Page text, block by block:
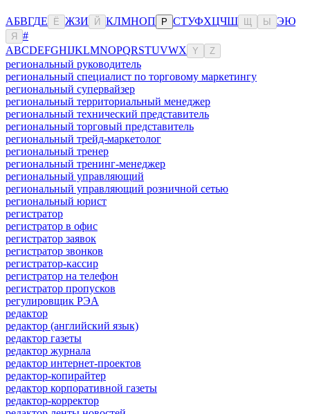
АБВГДЕ Ё ЖЗИ Й КЛМНОП Р СТУФХЦЧШ Ы ЭЮ
Я
#
ABCDEFGHIJKLMNOPQRSTUVWX Y Z
региональный руководитель
региональный специалист по торговому маркетингу
региональный супервайзер
региональный территориальный менеджер
региональный технический представитель
региональный торговый представитель
региональный трейд-маркетолог
региональный тренер
региональный тренинг-менеджер
региональный управляющий
региональный управляющий розничной сетью
региональный юрист
регистратор
регистратор в офис
регистратор заявок
регистратор звонков
регистратор-кассир
регистратор на телефон
регистратор пропусков
регулировщик РЭА
редактор
редактор (английский язык)
редактор газеты
редактор журнала
редактор интернет-проектов
редактор-копирайтер
редактор корпоративной газеты
редактор-корректор